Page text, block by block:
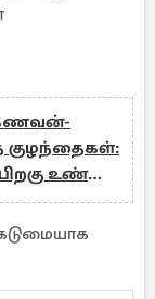
கணவன்-
குழந்தைகள்:
உண்மை